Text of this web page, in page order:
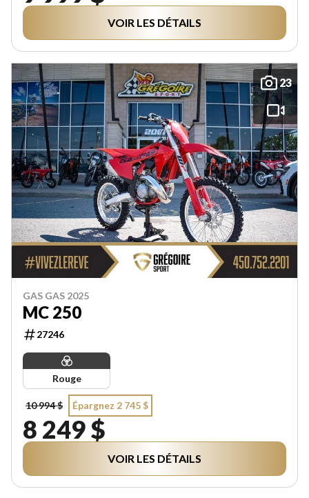
VOIR LES DÉTAILS
23
GAS GAS 2025
MC 250
27246
Rouge
10 994 $ Épargnez 2 745 $
8 249 $
VOIR LES DÉTAILS